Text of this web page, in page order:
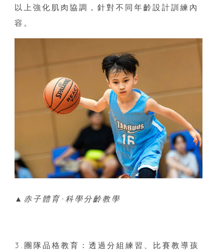
以上強化肌肉協調，針對不同年齡設計訓練內
容。
▲赤子體育-科學分齡教學
3.團隊品格教育：透過分組練習、比賽教導孩